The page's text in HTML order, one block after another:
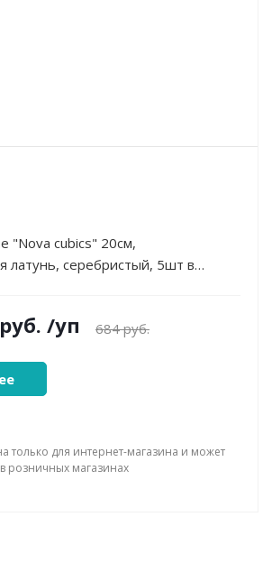
"Nova cubics" 20см,
латунь, серебристый, 5шт в
/уп 684 руб.
только для интернет-магазина и может
розничных магазинах